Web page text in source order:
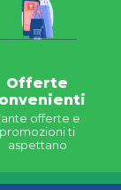
Offerte
offerte e
promozioni ti
aspettano